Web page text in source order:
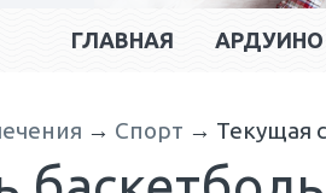
ГЛАВНАЯ АРДУИНО
→ Спорт → Текущая